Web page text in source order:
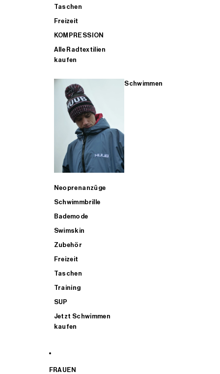
Taschen
Freizeit
KOMPRESSION
Alle Radtextilien
kaufen
Schwimmen
Neoprenanzüge
Schwimmbrille
Bademode
Swimskin
Zubehör
Freizeit
Taschen
Training
SUP
Jetzt Schwimmen
kaufen
FRAUEN